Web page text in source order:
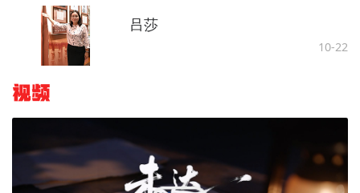
吕莎
10-22
视频